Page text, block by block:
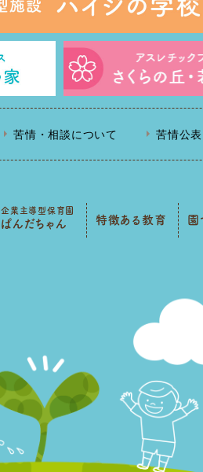
苦情・相談について 苦情公表
企業主導型保育園
ぱんだちゃん 特徴ある教育 園